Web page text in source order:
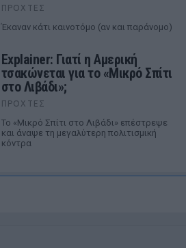
ΠΡΟΧΤΈΣ
Έκαναν κάτι καινοτόμο (αν και παράνομο)
Explainer: Γιατί η Αμερική
τσακώνεται για το «Μικρό Σπίτι
στο Λιβάδι»;
ΠΡΟΧΤΈΣ
Το «Μικρό Σπίτι στο Λιβάδι» επέστρεψε
και άναψε τη μεγαλύτερη πολιτισμική
κόντρα